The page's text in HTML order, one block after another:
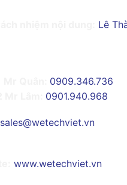
Lê
0909.346.736
0901.940.968
sales@wetechviet.vn
www.wetechviet.vn